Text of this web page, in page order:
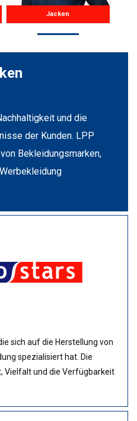
Jacken
und die
der Kunden. LPP
Bekleidungsmarken,
sich auf die Herstellung von
spezialisiert hat. Die
Vielfalt und die Verfügbarkeit